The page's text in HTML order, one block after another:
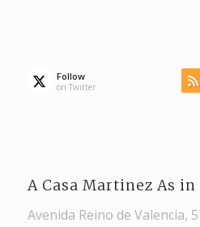
Follow
on Twitter
A Casa Martinez As
Avenida Reino de Valencia,